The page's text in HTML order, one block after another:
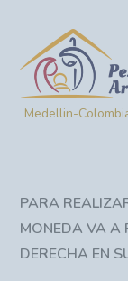
PARA
MONEDA VA A
DERECHA EN